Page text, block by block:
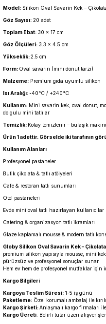
Model: Silikon Oval Savarin Kek – Çikolata
Göz Sayısı: 20 adet
Toplam Ebat: 30 × 17 cm
Göz Ölçüleri: 3.3 × 4.5 cm
Yükseklik:2.5 cm
Form: Oval savarin (mini donut tarzı)
Malzeme: Premium gıda uyumlu silikon
Isı Aralığı: -40°C / +240°C
Kullanım: Mini savarin kek, oval donut,
dolgulu mini tatlılar
Temizlik: Kolay temizlenir – bulaşık
Ürün 1 adettir. Görselde iki tarafının
Kullanım Alanları
Profesyonel pastaneler
Butik çikolata & tatlı atölyeleri
Cafe & restoran tatlı sunumları
Otel pastaneleri
Evde mini oval tatlı hazırlayan kullanıcılar
Catering & organizasyon tatlı ikramları
Glaze kaplamalı mousse & modern tatlı
Globy Silikon Oval Savarin Kek – Çikolata
premium silikon yapısıyla mousse, mini
pürüzsüz ve profesyonel sonuçlar sunar.
Hem ev hem de profesyonel mutfaklar için
Kargo Bilgileri
Kargoya Teslim Süresi: 1-5 iş günü
Paketleme: Özel korumalı ambalaj ile
Kargo Şirketi:Anlaşmalı kargo firmaları
Kargo Ücreti: Belirli tutar üzeri